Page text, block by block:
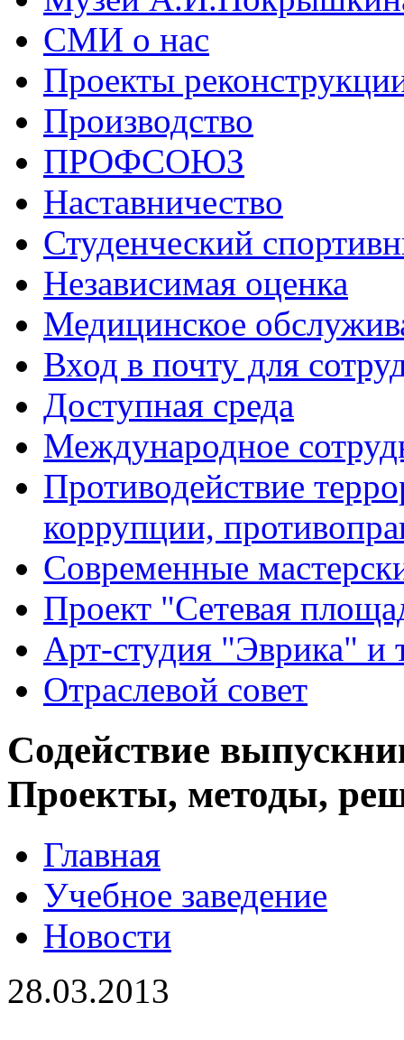
СМИ о нас
Проекты
Производство
ПРОФСОЮЗ
Наставничество
Студенческий
Независимая оценка
Медицинское
Вход в почту для
Доступная среда
Международное
Противодействие
коррупции,
Современные
Проект "Сетевая
Арт-студия "Эврика" и
Отраслевой совет
Содействие
Проекты, методы,
Главная
Учебное заведение
Новости
28.03.2013